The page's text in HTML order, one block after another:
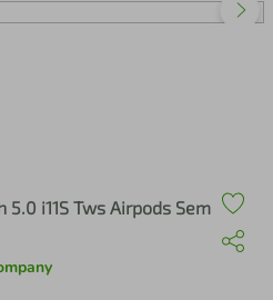
i11S Tws Airpods Sem